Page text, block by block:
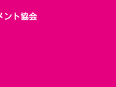
ント協会